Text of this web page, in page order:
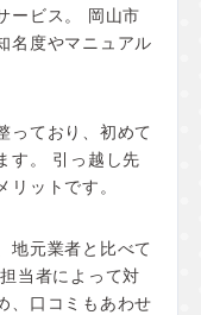
ービス。 岡山市
名度やマニュアル
っており、初めて
す。 引っ越し先
ットです。
地元業者と比べて
当者によって対
、口コミもあわせ